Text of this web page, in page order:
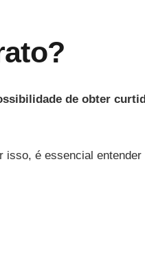
de obter
é essencial